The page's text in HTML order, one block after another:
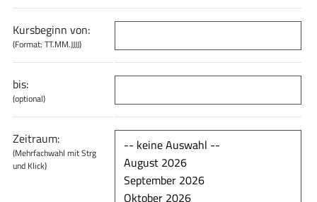
Kursbeginn von:
(Format: TT.MM.JJJJ)
bis:
(optional)
Zeitraum:
(Mehrfachwahl mit Strg
und Klick)